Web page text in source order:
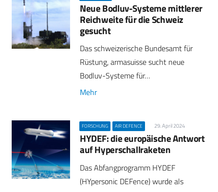
Neue Bodluv-Systeme mittlerer
Reichweite für die Schweiz
gesucht
Das schweizerische Bundesamt für
Rüstung, armasuisse sucht neue
Bodluv-Systeme für…
Mehr
FORSCHUNG AIR DEFENCE 29. April 2024
HYDEF: die europäische Antwort
auf Hyperschallraketen
Das Abfangprogramm HYDEF
(HYpersonic DEFence) wurde als